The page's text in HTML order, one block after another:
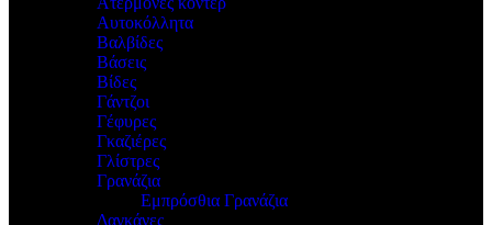
Αυτοκόλλητα
Βαλβίδες
Βάσεις
Βίδες
Γάντζοι
Γέφυρες
Γκαζιέρες
Γλίστρες
Γρανάζια
Εμπρόσθια Γρανάζια
Δαγκάνες